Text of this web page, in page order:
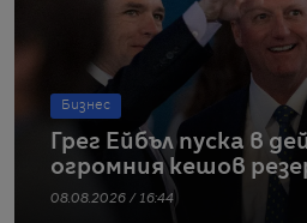
Бизнес
Грег Ейбъл пуска в
огромния кешов
08.08.2026 / 16:44